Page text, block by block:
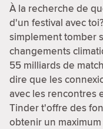
À la recherche de
d'un festival avec
simplement tomber
changements
55 milliards de
dire que les
avec les rencontres
Tinder t'offre des
obtenir un